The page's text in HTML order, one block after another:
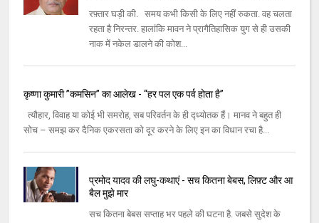
रफ़्तार घड़ी की. समय कभी किसी के लिए नहीं रुकता. वह चलता
रहता है निरन्तर. हालांकि मावन ने प्रागैतिहासिक युग से ही उसकी
नाक में नकेल डालने की कोश...
कृष्णा कुमारी ”कमसिन” का आलेख - “हर पल एक पर्व होता है”
त्यौहार, विवाह या कोई भी समरोह, सब परिवर्तन के ही द्ध्योतक हैं। मानव ने बहुत ही
सोच – समझ कर दैनिक एकरसता को दूर करने के लिए इन का विधान रचा है...
प्रमोद यादव की लघु-कथाएं - सच कितना बेबस, लिफ़्ट और आ
बैल मुझे मार
सच कितना बेबस सप्ताह भर पहले की घटना है. जबसे सुदेश के